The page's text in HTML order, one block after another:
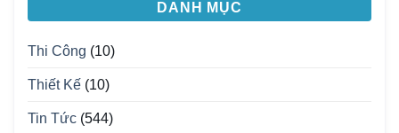
DANH MỤC
Thi Công (10)
Thiết Kế (10)
Tin Tức (544)